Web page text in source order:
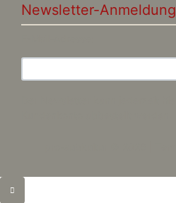
Newsletter-Anmeldung